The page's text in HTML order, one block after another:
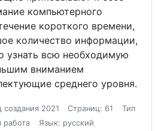
компьютерного
короткого времени,
количество информации,
узнать всю необходимую
вниманием
среднего уровня.
создания 2021 Страниц: 61
Тип
работа
Язык: русский